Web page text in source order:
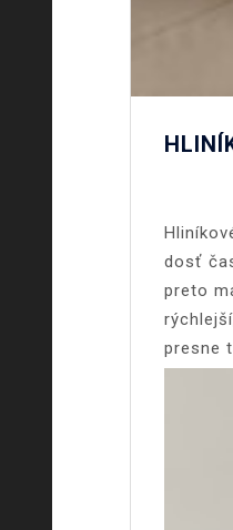
dosť
preto
presne